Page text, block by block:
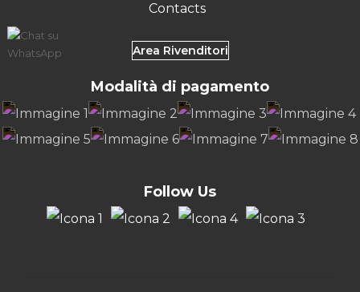
Contacts
Area Rivenditori
Modalità di pagamento
Follow Us